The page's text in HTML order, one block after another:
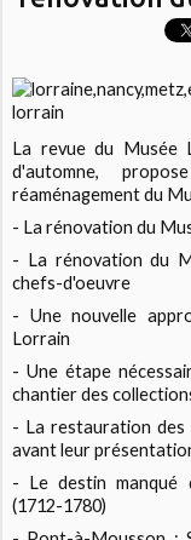
La revue du Musée
d'automne,
réaménagement du
- La rénovation du
- La rénovation du
chefs-d'oeuvre
- Une nouvelle
Lorrain
- Une étape
chantier des
- La restauration des
avant leur
- Le destin manqué
(1712-1780)